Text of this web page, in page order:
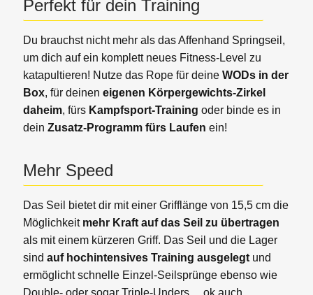
Perfekt für dein Training
Du brauchst nicht mehr als das Affenhand Springseil,
um dich auf ein komplett neues Fitness-Level zu
katapultieren! Nutze das Rope für deine WODs in der
Box, für deinen eigenen Körpergewichts-Zirkel
daheim, fürs Kampfsport-Training oder binde es in
dein Zusatz-Programm fürs Laufen ein!
Mehr Speed
Das Seil bietet dir mit einer Grifflänge von 15,5 cm die
Möglichkeit mehr Kraft auf das Seil zu übertragen
als mit einem kürzeren Griff. Das Seil und die Lager
sind auf hochintensives Training ausgelegtund
ermöglicht schnelle Einzel-Seilsprünge ebenso wie
Double- oder sogar Triple-Unders… ok auch